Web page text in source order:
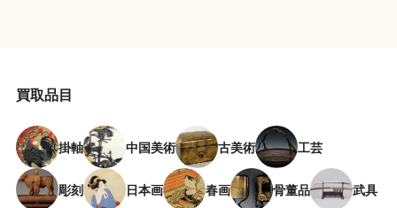
買取品目
掛軸 中国美術 古美術 工芸
彫刻 日本画 春画 骨董品 武具